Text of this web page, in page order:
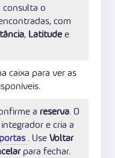
consulta o
com
, Latitudee
caixa para ver as
a reserva. O
e cria a
. UseVoltar
para fechar.